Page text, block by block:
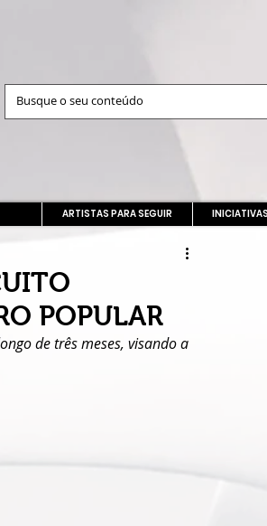
ARTISTAS PARA SEGUIR
POPULAR
de três meses, visando a